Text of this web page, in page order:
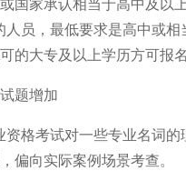
国家承认相当于高中及以
员，最低要求是高中或
的大专及以上学历方可报名
题增加
格考试对一些专业名词
偏向实际案例场景考查。